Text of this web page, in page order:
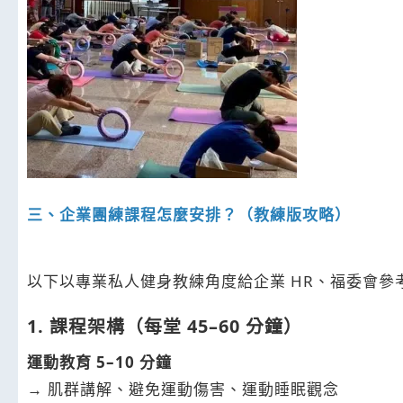
三、企業團練課程怎麼安排？（教練版攻略）
以下以專業私人健身教練角度給企業 HR、福委會參
1. 課程架構（每堂 45–60 分鐘）
運動教育 5–10 分鐘
→ 肌群講解、避免運動傷害、運動睡眠觀念